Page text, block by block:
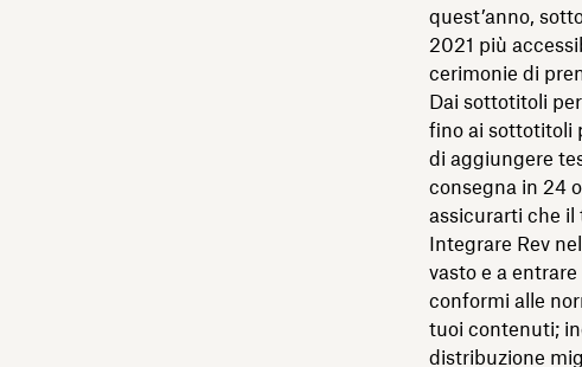
quest’anno,
2021 più
cerimonie di
Dai sottotitoli
fino ai sottotitoli
di aggiungere
consegna in 24
assicurarti che il
Integrare Rev
vasto e a
conformi alle
tuoi contenuti;
distribuzione